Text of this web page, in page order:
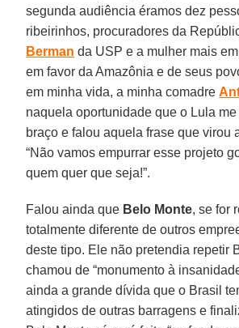
segunda audiência éramos dez
ribeirinhos, procuradores da
Berman da USP e a mulher mais
em favor da Amazônia e de seus
em minha vida, a minha comadre
naquela oportunidade que o Lula
braço e falou aquela frase que virou
“Não vamos empurrar esse projeto
quem quer que seja!”.
Falou ainda que Belo Monte, se for
totalmente diferente de outros
deste tipo. Ele não pretendia repetir
chamou de “monumento à
ainda a grande dívida que o Brasil
atingidos de outras barragens e